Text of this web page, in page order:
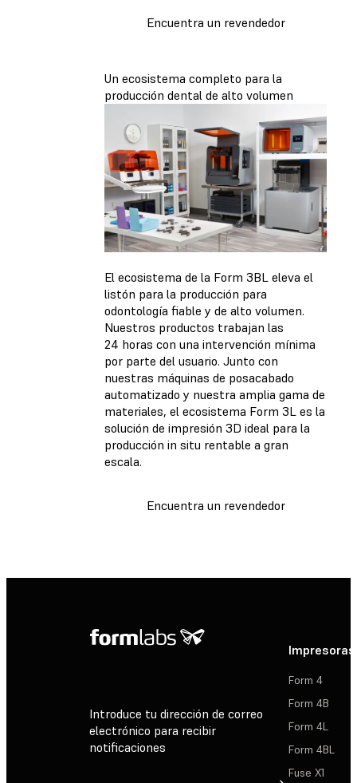
Encuentra un revendedor
Un ecosistema completo para la
producción dental de alto volumen
El ecosistema de la Form 3BL eleva el
listón para la producción para
odontología fiable y de alto volumen.
Nuestros productos trabajan las
24 horas con una intervención mínima
por parte del usuario. Junto con
nuestras máquinas de posacabado
automatizado y nuestra amplia gama de
materiales, el ecosistema Form 3L es la
solución de impresión 3D ideal para la
producción in situ rentable a gran
escala.
Encuentra un revendedor
Introduce tu dirección de correo
electrónico para recibir
notificaciones
Impresoras
Form 4
Form 4B
Form 4L
Form 4BL
Fuse X1